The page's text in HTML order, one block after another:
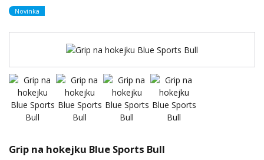
Novinka
Grip na hokejku Blue Sports Bull